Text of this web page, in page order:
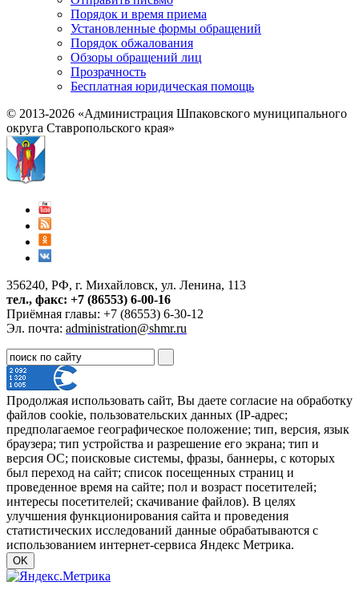
Порядок и время приема
Установленные формы обращений
Порядок обжалования
Обзоры обращений лиц
Прозрачность
Бесплатная юридическая помощь
© 2013-2026 «Администрация Шпаковского муниципального
округа Ставропольского края»
356240, РФ, г. Михайловск, ул. Ленина, 113
тел., факс: +7 (86553) 6-00-16
Приёмная главы: +7 (86553) 6-30-12
Эл. почта: administration@shmr.ru
Продолжая использовать сайт, Вы даете согласие на обработку
файлов cookie, пользовательских данных (IP-адрес;
предполагаемое географическое положение; тип, версия, язык
браузера; тип устройства и разрешение его экрана; тип и
версия ОС; поисковые системы, фразы, баннеры, с которых
был переход на сайт; список посещенных страниц и
проведенное время на сайте; пол и возраст посетителей;
интересы посетителей; скачивание файлов). В целях
улучшения функционирования сайта и проведения
статистических исследований данные обрабатываются с
использованием интернет-сервиса Яндекс Метрика.
OK